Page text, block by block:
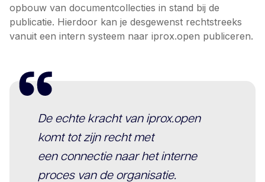
opbouw van documentcollecties in stand bij de
publicatie. Hierdoor kan je desgewenst rechtstreeks
vanuit een intern systeem naar iprox.open publiceren.
De echte kracht van iprox.open
komt tot zijn recht met
een connectie naar het interne
proces van de organisatie.